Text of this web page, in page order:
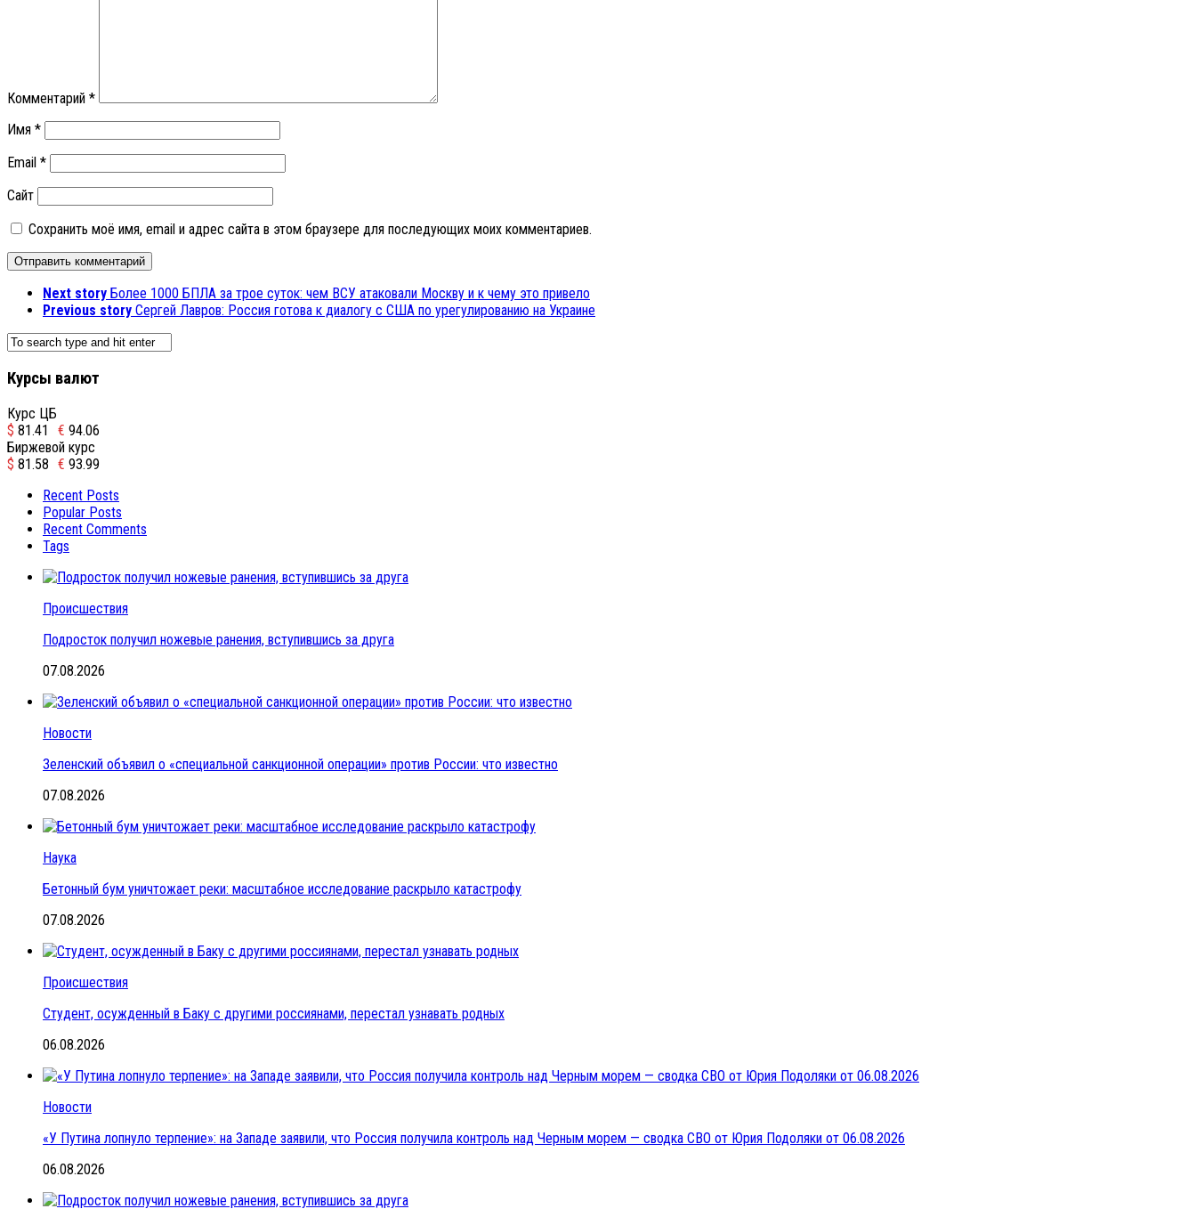
Комментарий *
Имя *
Email *
Сайт
Сохранить моё имя, email и адрес сайта в этом браузере для последующих моих комментариев.
Next story Более 1000 БПЛА за трое суток: чем ВСУ атаковали Москву и к чему это привело
Previous story Сергей Лавров: Россия готова к диалогу с США по урегулированию на Украине
Курсы валют
Курс ЦБ
$ 81.41 € 94.06
Биржевой курс
$ 81.58 € 93.99
Recent Posts
Popular Posts
Recent Comments
Tags
Происшествия
Подросток получил ножевые ранения, вступившись за друга
07.08.2026
Новости
Зеленский объявил о «специальной санкционной операции» против России: что известно
07.08.2026
Наука
Бетонный бум уничтожает реки: масштабное исследование раскрыло катастрофу
07.08.2026
Происшествия
Студент, осужденный в Баку с другими россиянами, перестал узнавать родных
06.08.2026
Новости
«У Путина лопнуло терпение»: на Западе заявили, что Россия получила контроль над Черным морем — сводка СВО от Юрия Подоляки от 06.08.2026
06.08.2026